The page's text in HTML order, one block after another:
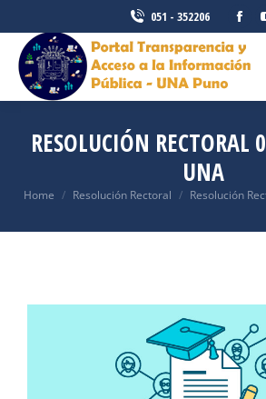
051 - 352206
RESOLUCIÓN
UNA
You are here:
Home Resolución Rectoral Resolución